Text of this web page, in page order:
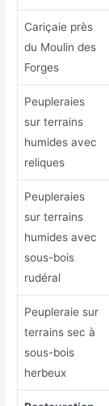
Cariçaie près
du Moulin des
Forges
Peupleraies
sur terrains
humides avec
reliques
Peupleraies
sur terrains
humides avec
sous-bois
rudéral
Peupleraie sur
terrains sec à
sous-bois
herbeux